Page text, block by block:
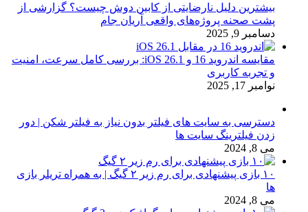
بیشترین دلیل نارضایتی از کابین دوش چیست؟ گزارشی از
پشت صحنه پروژه‌های واقعی آریان جام
دسامبر 9, 2025
مقایسه اندروید 16 و iOS 26.1: بررسی کامل سرعت، امنیت
و تجربه کاربری
نوامبر 17, 2025
دسترسی به سایت های فیلتر بدون نیاز به فیلتر شکن | دور
زدن فیلترینگ سایت ها
می 8, 2024
۱۰ بازی پیشنهادی برای رم زیر ۲ گیگ | به همراه تریلر بازی
ها
می 8, 2024